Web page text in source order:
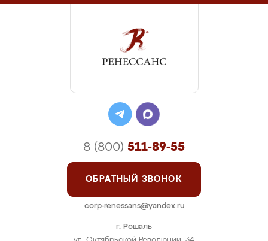
г. Рошаль
8 (800) 511-89-55
ОБРАТНЫЙ ЗВОНОК
corp-renessans@yandex.ru